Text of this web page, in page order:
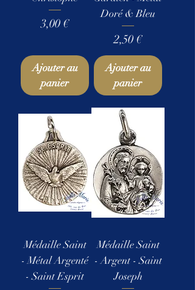
Prix
3,00 €
Ajouter au
panier
Doré & Bleu
Prix
2,50 €
Ajouter au
panier
Médaille Saint
- Métal Argenté
- Saint Esprit
Médaille Saint
- Argent - Saint
Joseph